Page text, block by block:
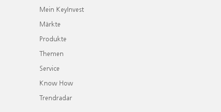
Mein KeyInvest
Märkte
Produkte
Themen
Service
Know How
Trendradar